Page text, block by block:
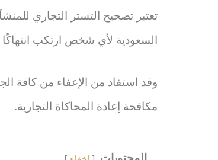
تعتبر تصحيح التستر التجاري
السعودية لأي شخص ارتكب انتهاكًا
وقد استفاد من الإعفاء من كافة
مكافحة إعادة المحاكاة التجارية.